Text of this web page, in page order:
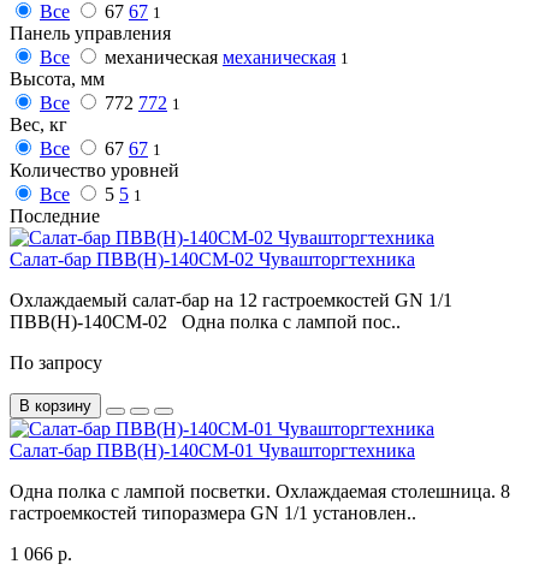
Все
67 67 1
Панель управления
Все
механическая механическая 1
Высота, мм
Все
772 772 1
Вес, кг
Все
67 67 1
Количество уровней
Все
5 5 1
Последние
Салат-бар ПВВ(Н)-140СМ-02 Чувашторгтехника
Охлаждаемый салат-бар на 12 гастроемкостей GN 1/1
ПВВ(Н)-140СМ-02 Одна полка с лампой пос..
По запросу
В корзину
Салат-бар ПВВ(Н)-140СМ-01 Чувашторгтехника
Одна полка с лампой посветки. Охлаждаемая столешница. 8
гастроемкостей типоразмера GN 1/1 установлен..
1 066 р.